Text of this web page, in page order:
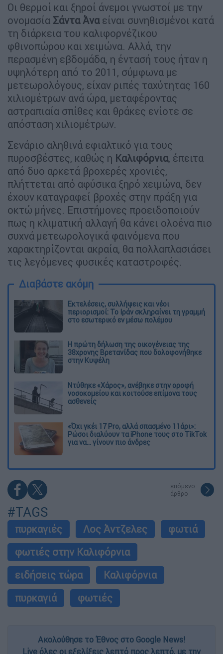
Οι θερμοί και ξηροί άνεμοι γνωστοί με την
ονομασία Σάντα Άναείναι συνηθισμένοι κατά
τη διάρκεια του καλιφορνέζικου
φθινοπώρου και χειμώνα. Αλλά, την
περασμένη εβδομάδα, η έντασή τους ήταν η
υψηλότερη από το 2011, σύμφωνα με
μετεωρολόγους, είχαν ριπές ταχύτητας 160
χιλιομέτρων ανά ώρα, μεταφέροντας
αστραπιαία σπίθες και θράκες ενίοτε σε
απόσταση χιλιομέτρων.
Σενάριο αληθινά εφιαλτικό για τους
πυροσβέστες, καθώς η Καλιφόρνια, έπειτα
από δυο αρκετά βροχερές χρονιές,
πλήττεται από αφύσικα ξηρό χειμώνα, δεν
έχουν καταγραφεί βροχές στην πράξη για
οκτώ μήνες. Επιστήμονες προειδοποιούν
πως η κλιματική αλλαγή θα κάνει ολοένα πιο
συχνά μετεωρολογικά φαινόμενα που
χαρακτηρίζονται ακραία, θα πολλαπλασιάσει
τις λεγόμενες φυσικές καταστροφές.
Διαβάστε ακόμη
Εκτελέσεις, συλλήψεις και νέοι
περιορισμοί: Το Ιράν σκληραίνει τη γραμμή
στο εσωτερικό εν μέσω πολέμου
Η πρώτη δήλωση της οικογένειας της
38χρονης Βρετανίδας που δολοφονήθηκε
στην Κυψέλη
Ντύθηκε «Χάρος», ανέβηκε στην οροφή
νοσοκομείου και κοιτούσε επίμονα τους
ασθενείς
«Όχι γκέι 17 Pro, αλλά σπασμένο 11άρι»:
Ρώσοι διαλύουν τα iPhone τους στο TikTok
για να... γίνουν πιο άνδρες
επόμενο
άρθρο
#TAGS
πυρκαγιές Λος Άντζελες
φωτιά
φωτιές στην Καλιφόρνια
ειδήσεις τώρα
Καλιφόρνια
πυρκαγιά
φωτιές
Ακολούθησε το Έθνος στο Google News!
Live όλες οι εξελίξεις λεπτό προς λεπτό, με την